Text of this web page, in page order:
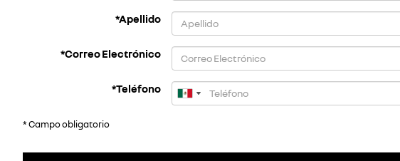
*Apellido
*Correo Electrónico
*Teléfono
* Campo obligatorio